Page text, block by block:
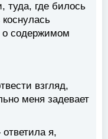
туда, где билось
о содержимом
взгляд,
меня задевает
я,